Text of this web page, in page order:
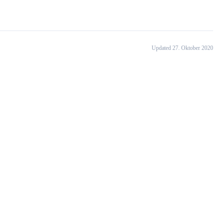
Updated 27. Oktober 2020